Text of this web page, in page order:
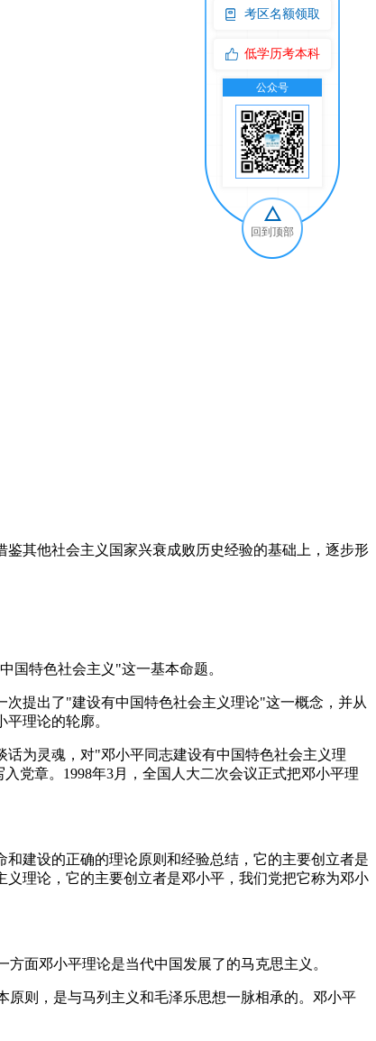
其他社会主义国家兴衰成败历史经验的基础上，逐步形
国特色社会主义"这一基本命题。
提出了"建设有中国特色社会主义理论"这一概念，并从
理论的轮廓。
为灵魂，对"邓小平同志建设有中国特色社会主义理
党章。1998年3月，全国人大二次会议正式把邓小平理
建设的正确的理论原则和经验总结，它的主要创立者是
理论，它的主要创立者是邓小平，我们党把它称为邓小
面邓小平理论是当代中国发展了的马克思主义。
则，是与马列主义和毛泽乐思想一脉相承的。邓小平
考区名额领取
低学历考本科
公众号
回到顶部